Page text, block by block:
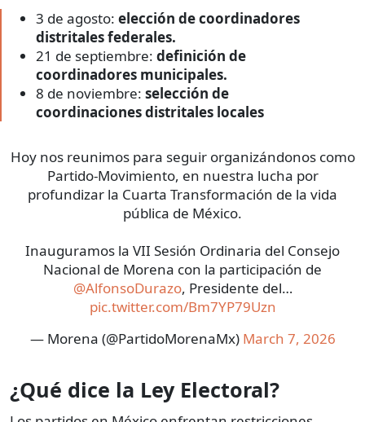
3 de agosto: elección de coordinadores
distritales federales.
21 de septiembre: definición de
coordinadores municipales.
8 de noviembre: selección de
coordinaciones distritales locales
Hoy nos reunimos para seguir organizándonos como
Partido-Movimiento, en nuestra lucha por
profundizar la Cuarta Transformación de la vida
pública de México.
Inauguramos la VII Sesión Ordinaria del Consejo
Nacional de Morena con la participación de
@AlfonsoDurazo, Presidente del…
pic.twitter.com/Bm7YP79Uzn
— Morena (@PartidoMorenaMx) March 7, 2026
¿Qué dice la Ley Electoral?